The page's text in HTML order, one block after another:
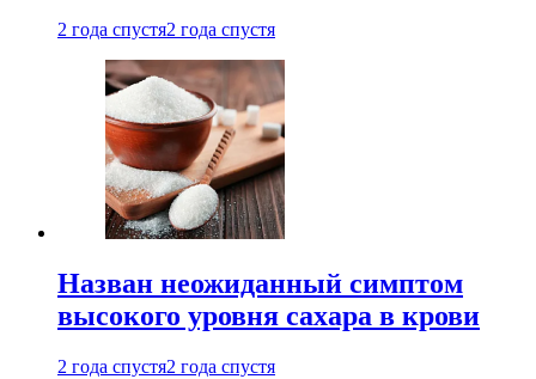
2 года спустя2 года спустя
Назван неожиданный симптом
высокого уровня сахара в крови
2 года спустя2 года спустя